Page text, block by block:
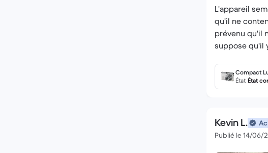
L'appareil
qu'il ne
prévenu qu'il
suppose qu'il
Compact
État État
Kevin L.
Publié le 14/06/